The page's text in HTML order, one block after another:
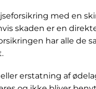
med en
skaden er en
har alle de
erstatning af